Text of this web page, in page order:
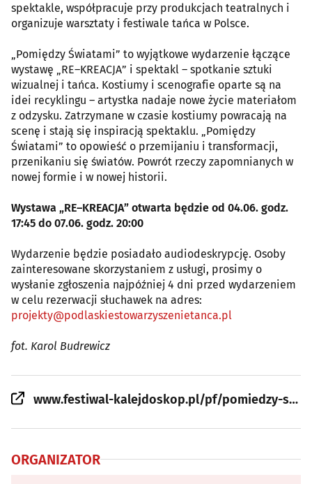
spektakle, współpracuje przy produkcjach teatralnych i
organizuje warsztaty i festiwale tańca w Polsce.
„Pomiędzy Światami” to wyjątkowe wydarzenie łączące
wystawę „RE–KREACJA” i spektakl – spotkanie sztuki
wizualnej i tańca. Kostiumy i scenografie oparte są na
idei recyklingu – artystka nadaje nowe życie materiałom
z odzysku. Zatrzymane w czasie kostiumy powracają na
scenę i stają się inspiracją spektaklu. „Pomiędzy
Światami” to opowieść o przemijaniu i transformacji,
przenikaniu się światów. Powrót rzeczy zapomnianych w
nowej formie i w nowej historii.
Wystawa „RE–KREACJA” otwarta będzie od 04.06. godz.
17:45 do 07.06. godz. 20:00
Wydarzenie będzie posiadało audiodeskrypcję. Osoby
zainteresowane skorzystaniem z usługi, prosimy o
wysłanie zgłoszenia najpóźniej 4 dni przed wydarzeniem
w celu rezerwacji słuchawek na adres:
projekty@podlaskiestowarzyszenietanca.pl
fot. Karol Budrewicz
www.festiwal-kalejdoskop.pl/pf/pomiedzy-swiatami-marlena-jurewicz-spektakl-performatywny-25/
ORGANIZATOR